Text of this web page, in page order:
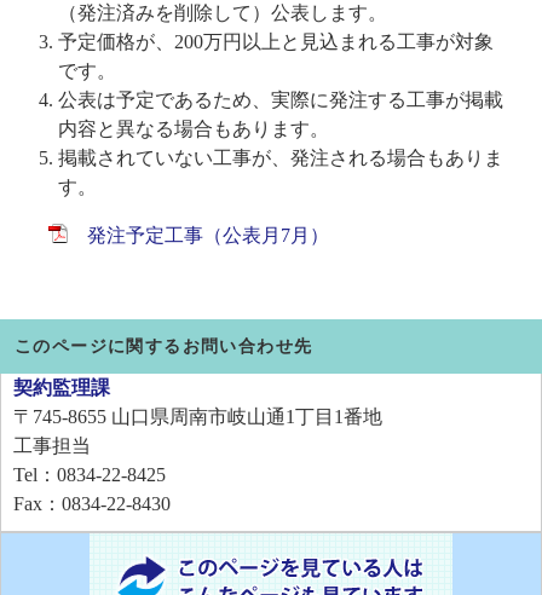
（発注済みを削除して）公表します。
予定価格が、200万円以上と見込まれる工事が対象
です。
公表は予定であるため、実際に発注する工事が掲載
内容と異なる場合もあります。
掲載されていない工事が、発注される場合もありま
す。
発注予定工事（公表月7月）
このページに関するお問い合わせ先
契約監理課
〒745-8655 山口県周南市岐山通1丁目1番地
工事担当
Tel：0834-22-8425
Fax：0834-22-8430